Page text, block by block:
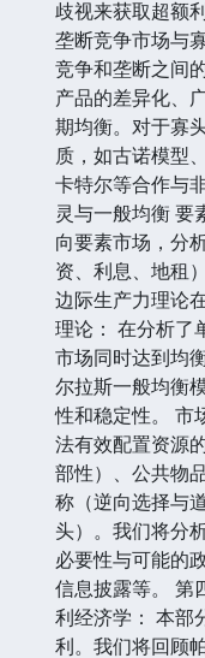
歧视来获取超额
垄断竞争市场与
竞争和垄断之间
产品的差异化、
期均衡。对于寡
质，如古诺模型
卡特尔等合作与
灵与一般均衡 要
向要素市场，分
资、利息、地租
边际生产力理论
理论： 在分析了
市场同时达到均
尔拉斯一般均衡
性和稳定性。 市
法有效配置资源
部性）、公共物
称（逆向选择与
头）。我们将分
必要性与可能的
信息披露等。 第
利经济学： 本部
利。我们将回顾